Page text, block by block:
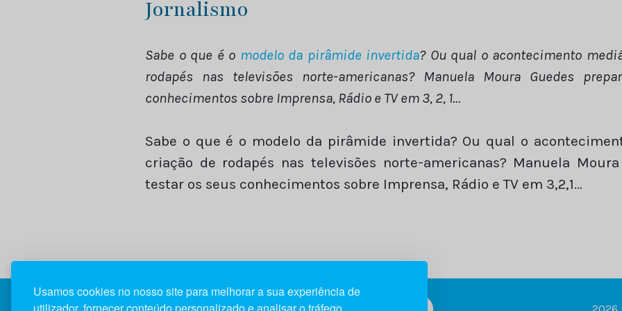
Usamos cookies no nosso site para melhorar a sua experiência de
Jornalismo
Sabe o que é o modelo da pirâmide invertida? Ou qual o acontecimento
rodapés nas televisões norte-americanas? Manuela Moura Guedes
conhecimentos sobre Imprensa, Rádio e TV em 3, 2, 1…
Sabe o que é o modelo da pirâmide invertida? Ou qual o
criação de rodapés nas televisões norte-americanas? Manuela
testar os seus conhecimentos sobre Imprensa, Rádio e TV em 3,2,1…
2026